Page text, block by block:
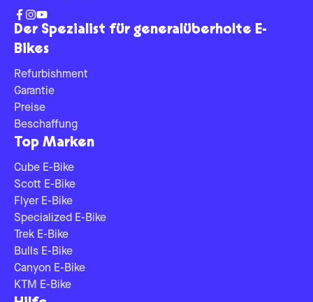
Der Spezialist für generalüberholte E-
Bikes
Refurbishment
Garantie
Preise
Beschaffung
Top Marken
Cube E-Bike
Scott E-Bike
Flyer E-Bike
Specialized E-Bike
Trek E-Bike
Bulls E-Bike
Canyon E-Bike
KTM E-Bike